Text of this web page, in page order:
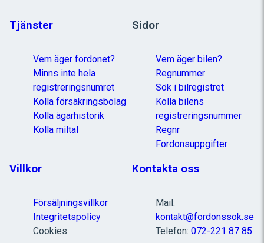
Tjänster
Vem äger fordonet?
Minns inte hela
registreringsnumret
Kolla försäkringsbolag
Kolla ägarhistorik
Kolla miltal
Sidor
Vem äger bilen?
Regnummer
Sök i bilregistret
Kolla bilens
registreringsnummer
Regnr
Fordonsuppgifter
Villkor
Försäljningsvillkor
Integritetspolicy
Cookies
Kontakta oss
Mail:
kontakt@fordonssok.se
Telefon: 072-221 87 85